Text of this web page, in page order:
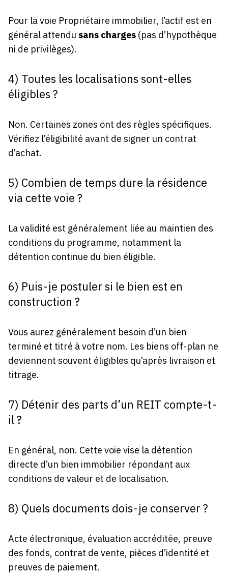
Pour la voie Propriétaire immobilier, l’actif est en
général attendu sans charges(pas d’hypothèque
ni de privilèges).
4) Toutes les localisations sont-elles
éligibles ?
Non. Certaines zones ont des règles spécifiques.
Vérifiez l’éligibilité avant de signer un contrat
d’achat.
5) Combien de temps dure la résidence
via cette voie ?
La validité est généralement liée au maintien des
conditions du programme, notamment la
détention continue du bien éligible.
6) Puis-je postuler si le bien est en
construction ?
Vous aurez généralement besoin d’un bien
terminé et titré à votre nom. Les biens off-plan ne
deviennent souvent éligibles qu’après livraison et
titrage.
7) Détenir des parts d’un REIT compte-t-
il ?
En général, non. Cette voie vise la détention
directe d’un bien immobilier répondant aux
conditions de valeur et de localisation.
8) Quels documents dois-je conserver ?
Acte électronique, évaluation accréditée, preuve
des fonds, contrat de vente, pièces d’identité et
preuves de paiement.